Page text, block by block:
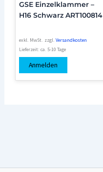
GSE Einzelklammer –
H16 Schwarz ART100814
exkl. MwSt. zzgl.Versandkosten
Lieferzeit:ca. 5-10 Tage
Anmelden